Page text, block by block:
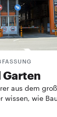
Garten
aus dem
wissen, wie